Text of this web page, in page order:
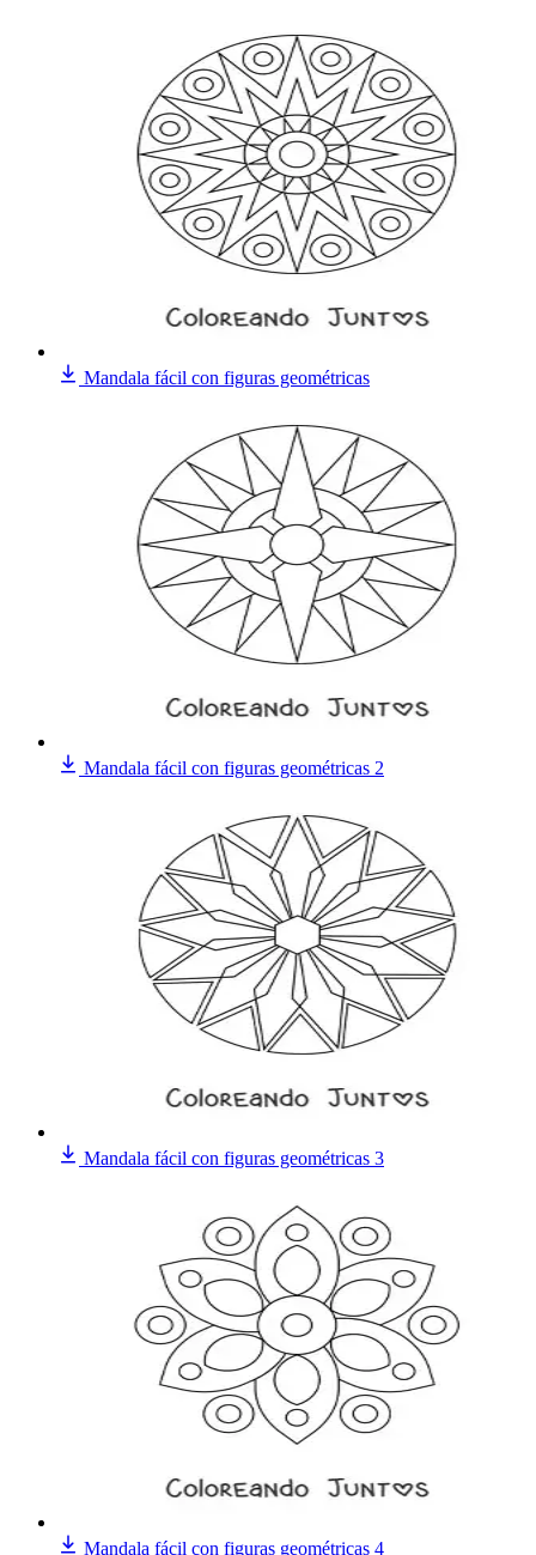
Mandala fácil con figuras geométricas
Mandala fácil con figuras geométricas 2
Mandala fácil con figuras geométricas 3
Mandala fácil con figuras geométricas 4